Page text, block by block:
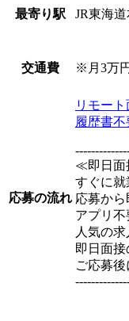
最寄り駅 JR東海
交通費 ※月3万
応募の流れ
リモー
履歴書不
≪即日面
すぐに就
応募か
アプリ不
人気の
即日面接
ご応募